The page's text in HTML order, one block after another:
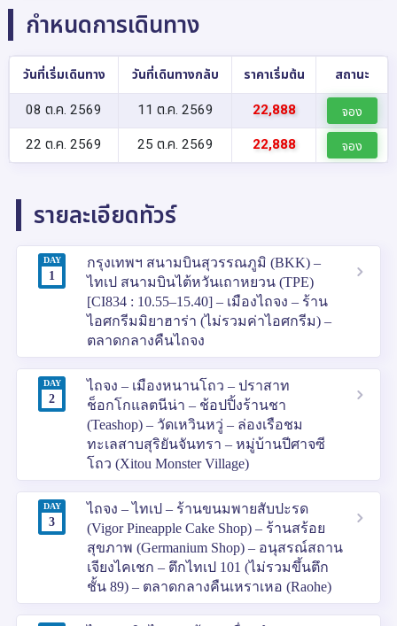
กำหนดการเดินทาง
วันที่เริ่มเดินทาง วันที่เดินทางกลับ ราคาเริ่มต้น สถานะ
08 ต.ค. 2569 11 ต.ค. 2569 22,888 จอง
22 ต.ค. 2569 25 ต.ค. 2569 22,888 จอง
รายละเอียดทัวร์
DAY
1
กรุงเทพฯ สนามบินสุวรรณภูมิ (BKK) –
ไทเป สนามบินไต้หวันเถาหยวน (TPE)
[CI834 : 10.55–15.40] – เมืองไถจง – ร้าน
ไอศกรีมมิยาฮาร่า (ไม่รวมค่าไอศกรีม) –
ตลาดกลางคืนไถจง
DAY
2
ไถจง – เมืองหนานโถว – ปราสาท
ช็อกโกแลตนีน่า – ช้อปปิ้งร้านชา
(Teashop) – วัดเหวินหวู่ – ล่องเรือชม
ทะเลสาบสุริยันจันทรา – หมู่บ้านปีศาจซี
โถว (Xitou Monster Village)
DAY
3
ไถจง – ไทเป – ร้านขนมพายสับปะรด
(Vigor Pineapple Cake Shop) – ร้านสร้อย
สุขภาพ (Germanium Shop) – อนุสรณ์สถาน
เจียงไคเชก – ตึกไทเป 101 (ไม่รวมขึ้นตึก
ชั้น 89) – ตลาดกลางคืนเหราเหอ (Raohe)